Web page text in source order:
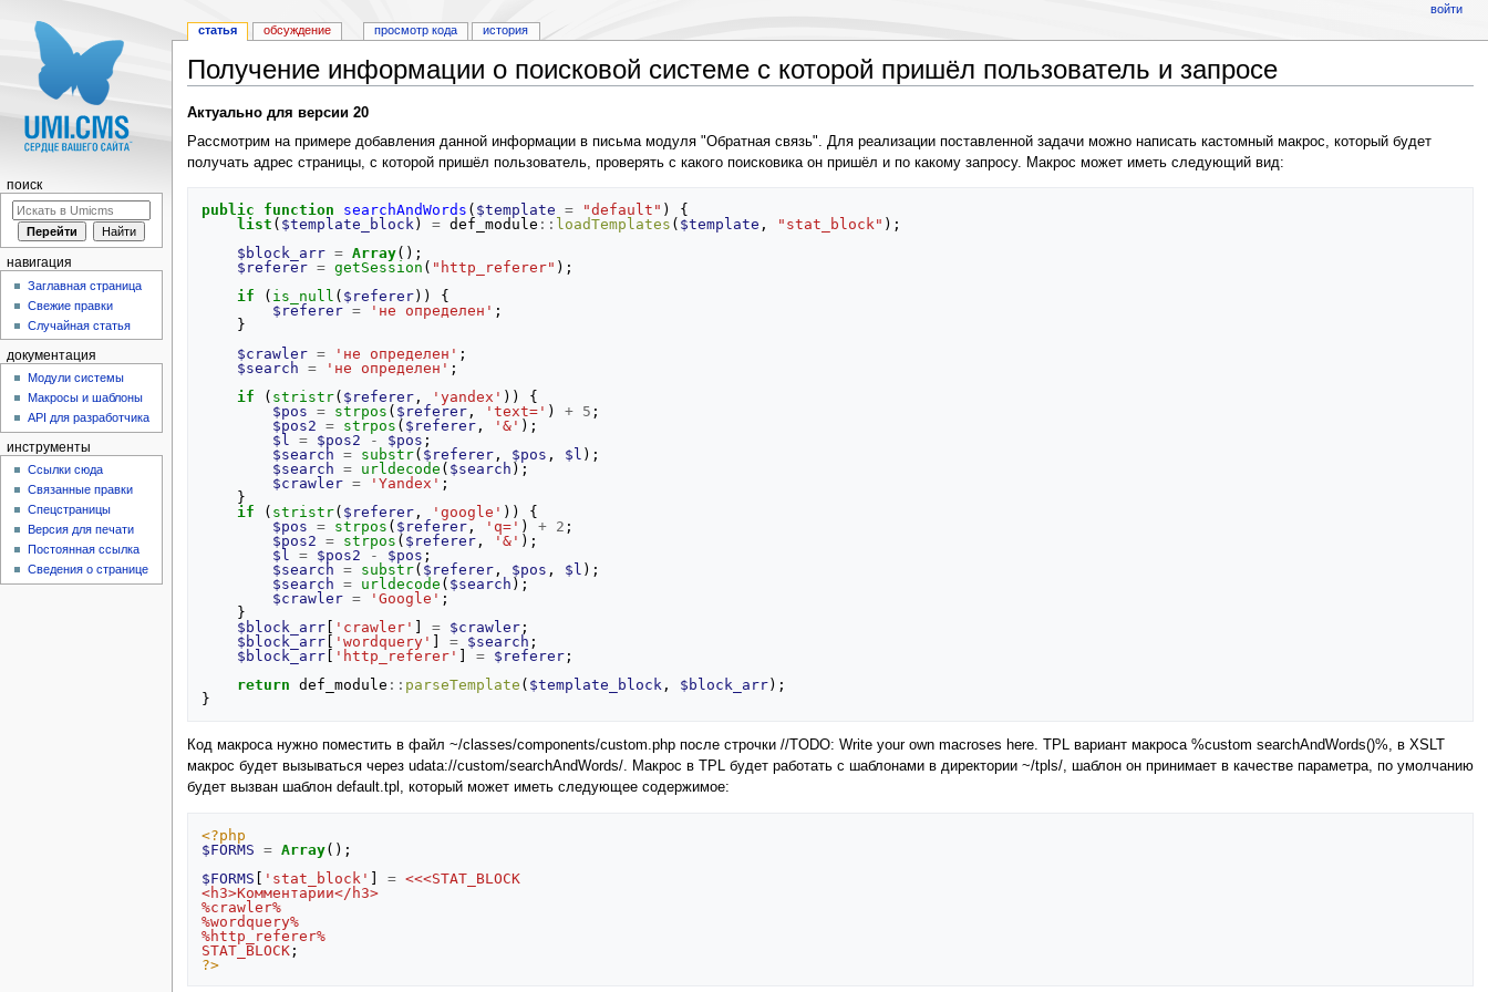
Получение информации о поисковой системе с которой пришёл пользователь и запросе
Актуально для версии 20
Рассмотрим на примере добавления данной информации в письма модуля "Обратная связь". Для реализации поставленной задачи можно написать кастомный макрос, который будет
получать адрес страницы, с которой пришёл пользователь, проверять с какого поисковика он пришёл и по какому запросу. Макрос может иметь следующий вид:
public function searchAndWords ( $template = "default" )
{
list ( $template_block ) = def_module :: loadTemplates ( $template , "stat_block" );
$block_arr = Array();
$referer = getSession ( "http_referer" );
if
( is_null ( $referer))
{
$referer = 'не определен' ;
}
$crawler = 'не определен' ;
$search
= 'не определен' ;
if
( stristr( $referer , 'yandex' ))
{
$pos
= strpos ( $referer , 'text=' ) + 5 ;
$pos2
= strpos ( $referer , '&' );
$l
= $pos2 - $pos ;
$search
= substr( $referer , $pos , $l );
$search
= urldecode ( $search );
$crawler = 'Yandex' ;
}
if
( stristr( $referer , 'google' ))
{
$pos
= strpos ( $referer , 'q=' ) + 2 ;
$pos2
= strpos ( $referer , '&' );
$l
= $pos2 - $pos ;
$search
= substr( $referer , $pos , $l );
$search
= urldecode ( $search );
$crawler = 'Google' ;
}
$block_arr
'crawler' = $crawler ;
$block_arr
'wordquery' = $search ;
$block_arr
'http_referer' = $referer ;
return
def_module :: parseTemplate ( $template_block , $block_arr);
}
Код макроса нужно поместить в файл ~/classes/components/custom.php после строчки //TODO: Write your own macroses here. TPL вариант макроса %custom searchAndWords()%, в XSLT
макрос будет вызываться через udata://custom/searchAndWords/. Макрос в TPL будет работать с шаблонами в директории ~/tpls/, шаблон он принимает в качестве параметра, по умолчанию
будет вызван шаблон default.tpl, который может иметь следующее содержимое:
<?php
$FORMS
= Array();
$FORMS [ 'stat_block' ] = <<<STAT_BLOCK
<h3>Комментарии</h3>
%crawler%
%wordquery%
%http_referer%
STAT_BLOCK ;
?>
статья обсуждение просмотр кода история
войти
поиск
навигация
Заглавная страница
Свежие правки
Случайная статья
документация
Модули системы
Макросы и шаблоны
API для разработчика
инструменты
Ссылки сюда
Связанные правки
Спецстраницы
Версия для печати
Постоянная ссылка
Сведения о странице